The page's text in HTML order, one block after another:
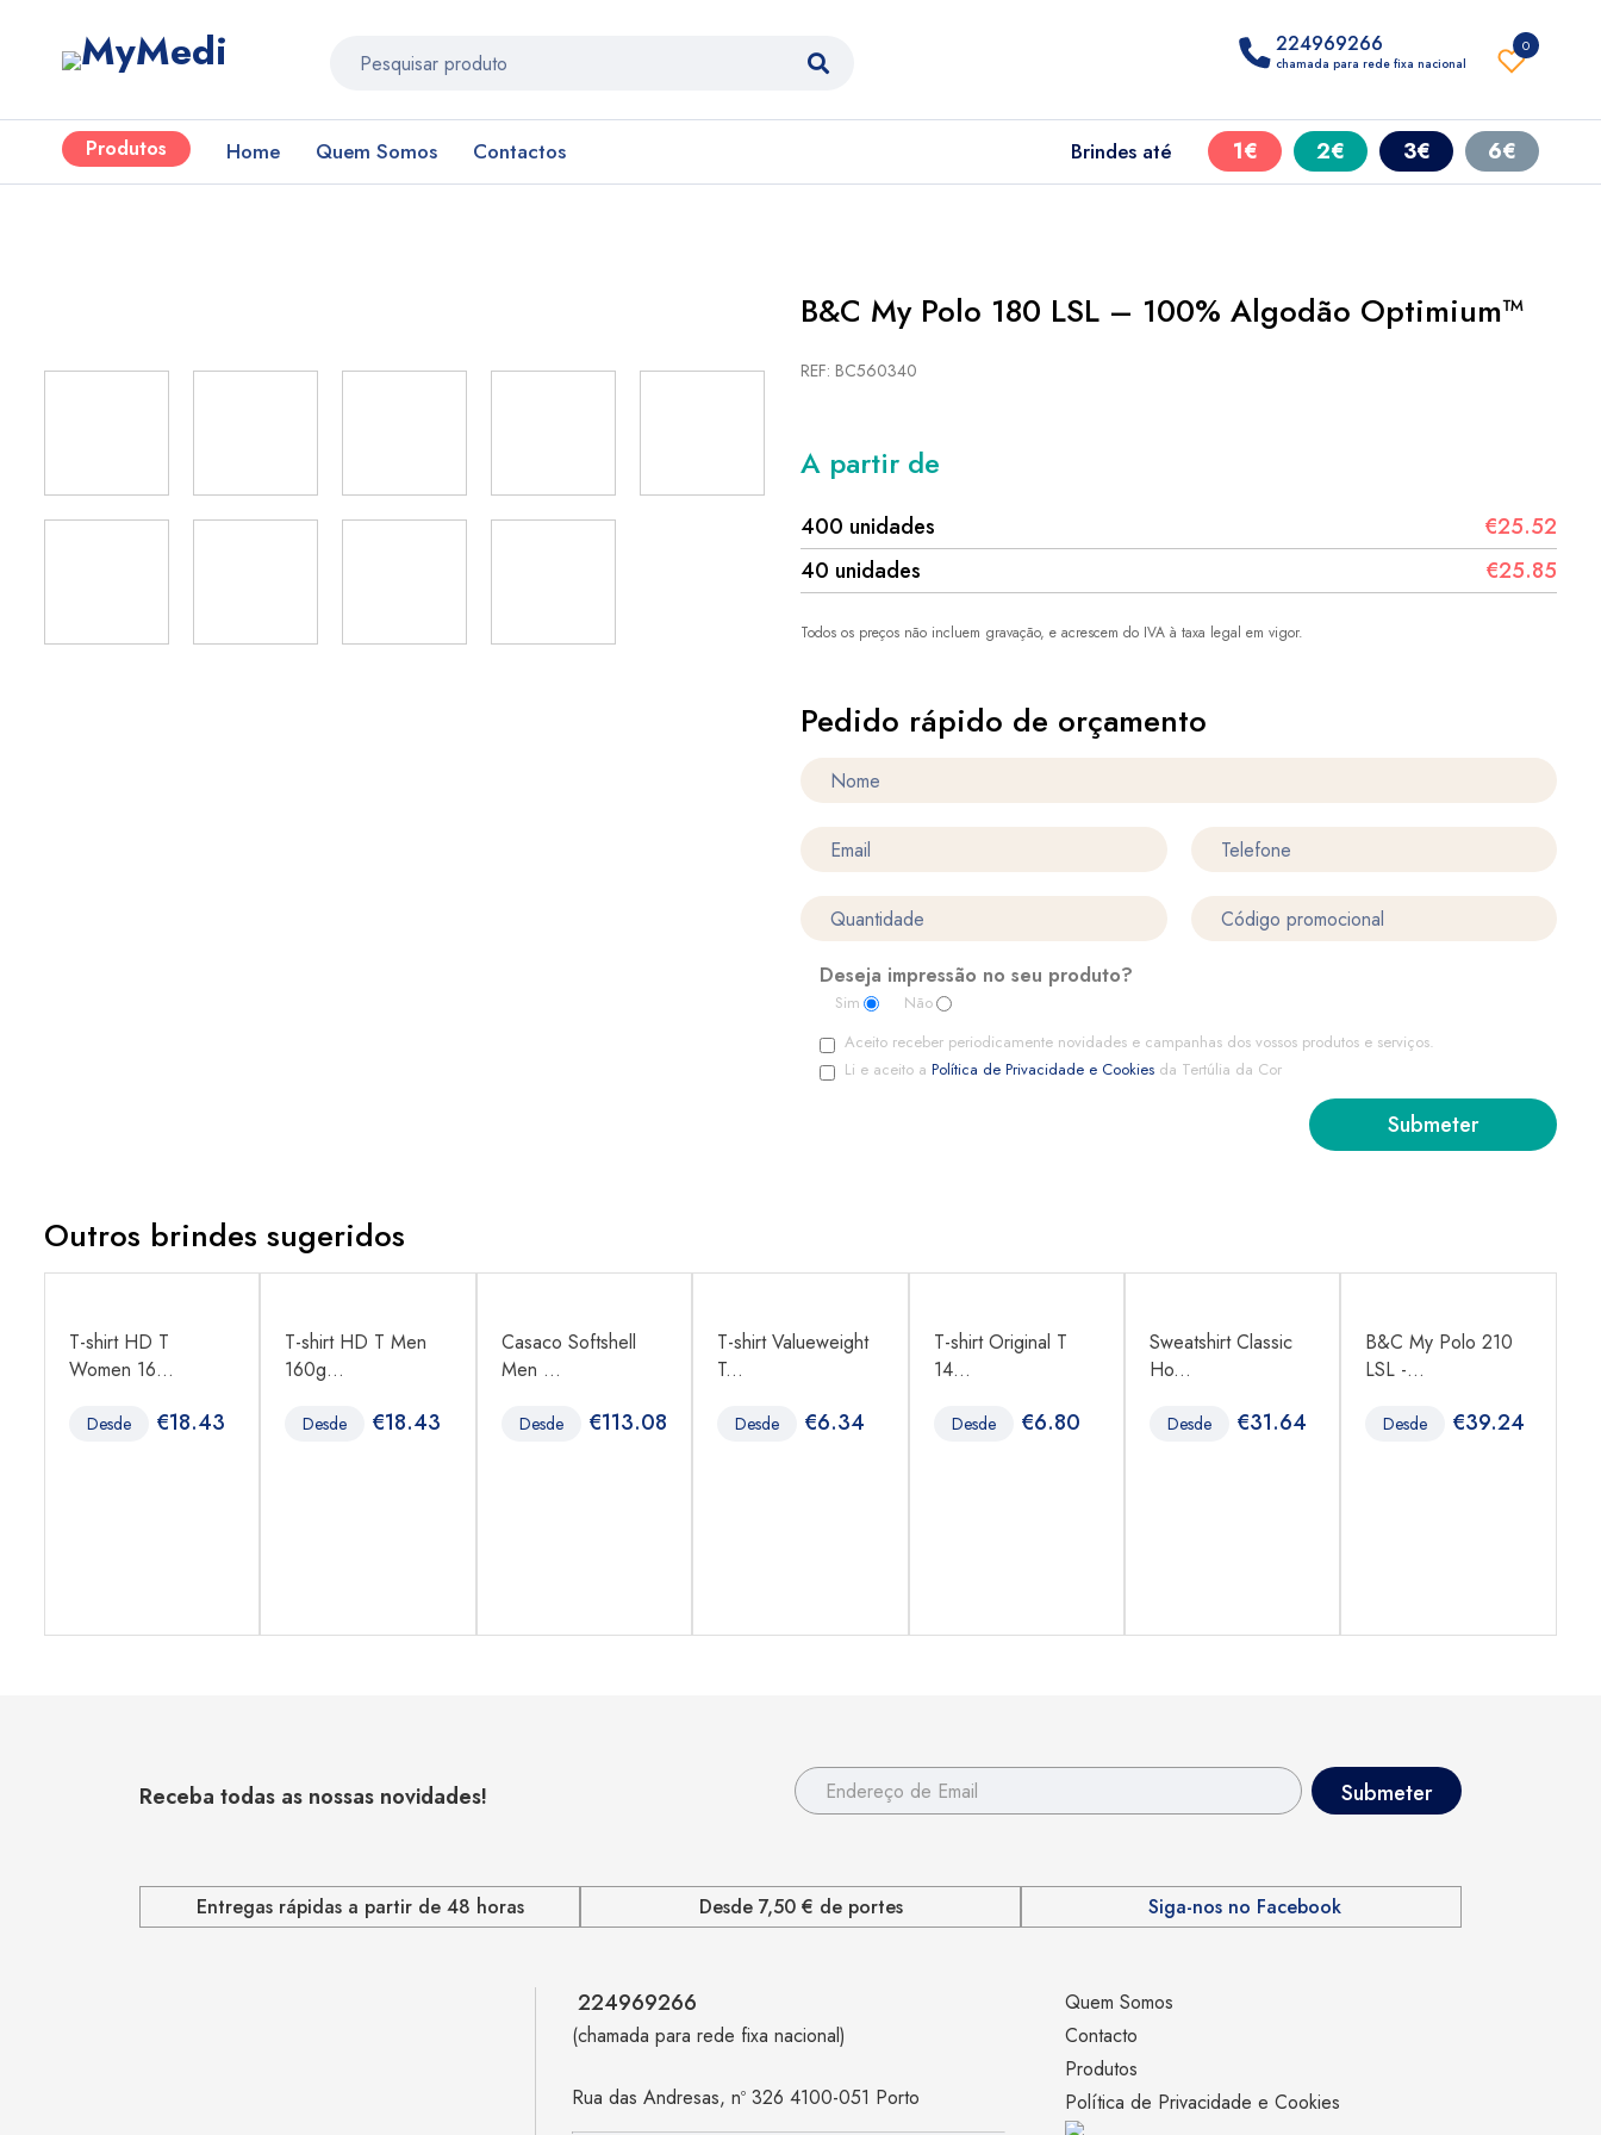
0
224969266
chamada para rede fixa nacional
Produtos Home Quem Somos Contactos Brindes até 1€ 2€ 3€ 6€
B&C My Polo 180 LSL – 100% Algodão Optimium™
REF: BC560340
A partir de
400 unidades
€25.52
40 unidades
€25.85
Todos os preços não incluem gravação, e acrescem do IVA à taxa legal em vigor.
Pedido rápido de orçamento
Deseja impressão no seu produto?
Sim
Não
Aceito receber periodicamente novidades e campanhas dos vossos produtos e serviços.
Li e aceito a Política de Privacidade e Cookies da Tertúlia da Cor
Outros brindes sugeridos
T-shirt HD T
Women 16...
Desde €18.43
T-shirt HD T Men
160g...
Desde €18.43
Casaco Softshell
Men ...
Desde €113.08
T-shirt Valueweight
T...
Desde €6.34
T-shirt Original T
14...
Desde €6.80
Sweatshirt Classic
Ho...
Desde €31.64
B&C My Polo 210
LSL -...
Desde €39.24
Receba todas as nossas novidades!
Entregas rápidas a partir de 48 horas Desde 7,50 € de portes Siga-nos no Facebook
224969266
(chamada para rede fixa nacional)
Rua das Andresas, nº 326 4100-051 Porto
Quem Somos
Contacto
Produtos
Política de Privacidade e Cookies